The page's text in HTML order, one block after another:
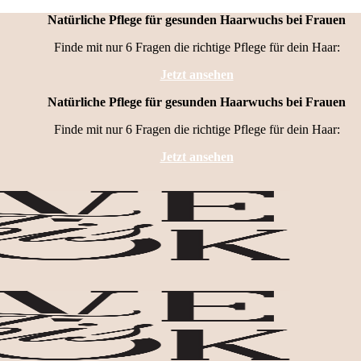
Natürliche Pflege für gesunden Haarwuchs bei Frauen
Finde mit nur 6 Fragen die richtige Pflege für dein Haar:
Jetzt ansehen
Natürliche Pflege für gesunden Haarwuchs bei Frauen
Finde mit nur 6 Fragen die richtige Pflege für dein Haar:
Jetzt ansehen